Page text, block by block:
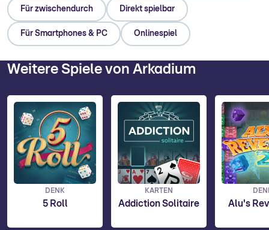
Für zwischendurch Direkt spielbar
Für Smartphones & PC Onlinespiel
Weitere Spiele von Arkadium
DENK
5 Roll
KARTEN
Addiction Solitaire Alu's